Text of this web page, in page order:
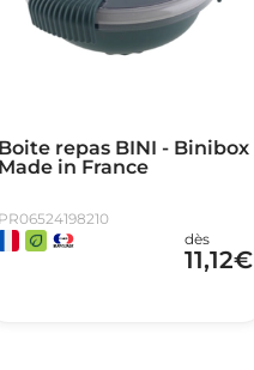
Boite repas BINI - Binibox
Made in France
PR06524198210
dès
11,12€